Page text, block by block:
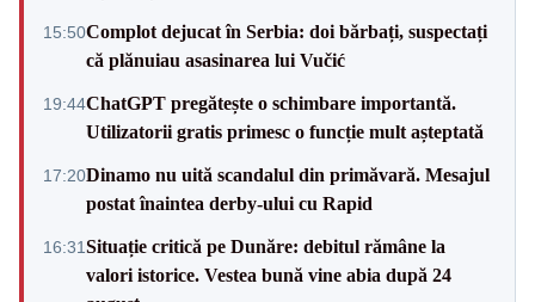
15:50Complot dejucat în Serbia: doi bărbați, suspectați
că plănuiau asasinarea lui Vučić
19:44ChatGPT pregătește o schimbare importantă.
Utilizatorii gratis primesc o funcție mult așteptată
17:20Dinamo nu uită scandalul din primăvară. Mesajul
postat înaintea derby-ului cu Rapid
16:31Situație critică pe Dunăre: debitul rămâne la
valori istorice. Vestea bună vine abia după 24